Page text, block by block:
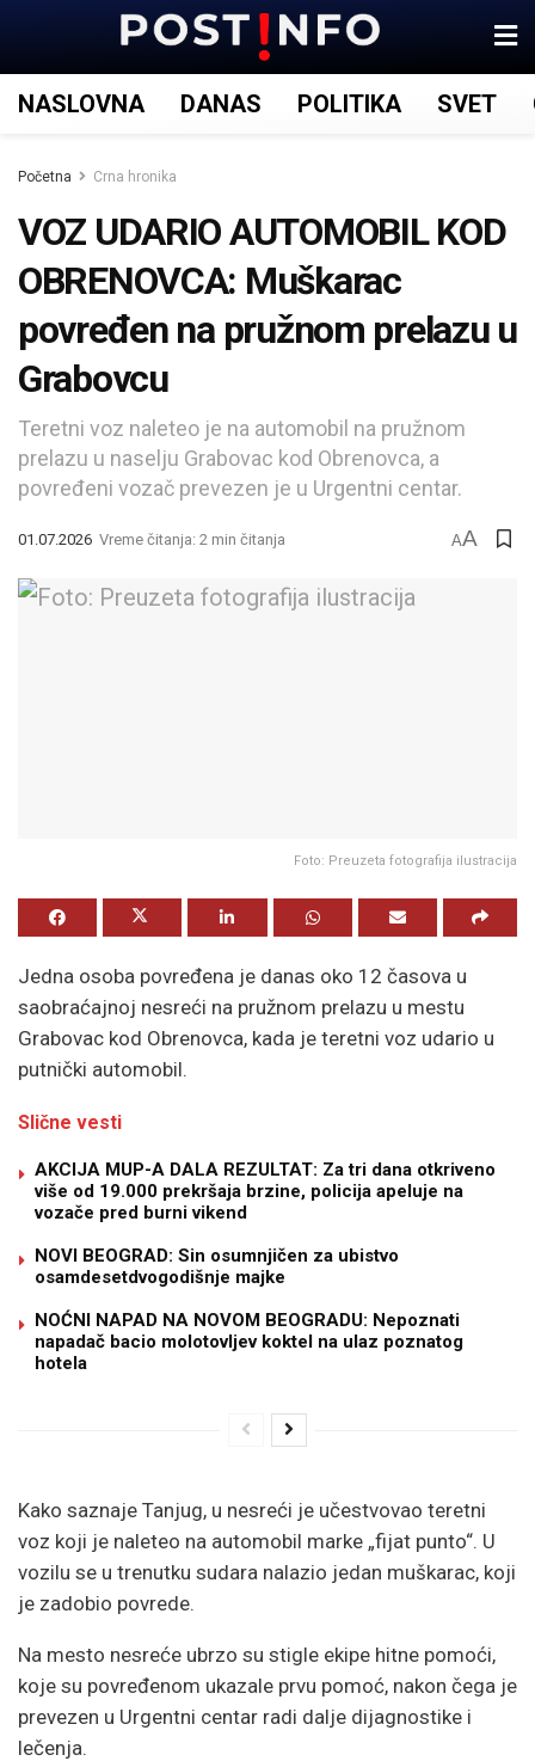
NASLOVNA DANAS POLITIKA SVET
Početna Crna hronika
VOZ UDARIO AUTOMOBIL KOD
OBRENOVCA: Muškarac
povređen na pružnom prelazu u
Grabovcu
Teretni voz naleteo je na automobil na pružnom
prelazu u naselju Grabovac kod Obrenovca, a
povređeni vozač prevezen je u Urgentni centar.
01.07.2026 Vreme čitanja: 2 min čitanja AA
Foto: Preuzeta fotografija ilustracija
Jedna osoba povređena je danas oko 12 časova u
saobraćajnoj nesreći na pružnom prelazu u mestu
Grabovac kod Obrenovca, kada je teretni voz udario u
putnički automobil.
Slične vesti
AKCIJA MUP-A DALA REZULTAT: Za tri dana otkriveno
više od 19.000 prekršaja brzine, policija apeluje na
vozače pred burni vikend
NOVI BEOGRAD: Sin osumnjičen za ubistvo
osamdesetdvogodišnje majke
NOĆNI NAPAD NA NOVOM BEOGRADU: Nepoznati
napadač bacio molotovljev koktel na ulaz poznatog
hotela
Kako saznaje Tanjug, u nesreći je učestvovao teretni
voz koji je naleteo na automobil marke „fijat punto“. U
vozilu se u trenutku sudara nalazio jedan muškarac, koji
je zadobio povrede.
Na mesto nesreće ubrzo su stigle ekipe hitne pomoći,
koje su povređenom ukazale prvu pomoć, nakon čega je
prevezen u Urgentni centar radi dalje dijagnostike i
lečenja.